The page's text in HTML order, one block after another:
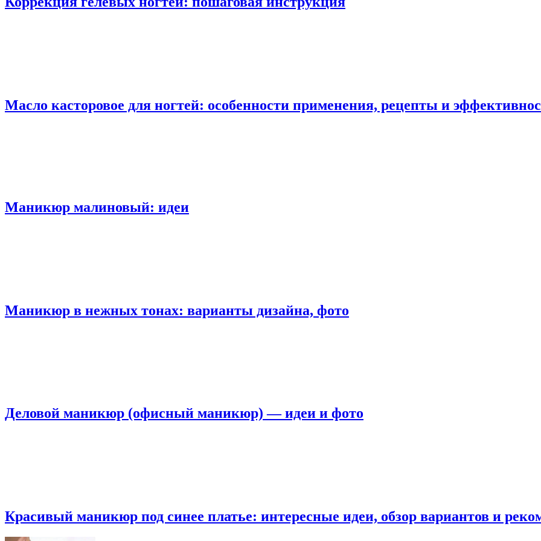
Масло касторовое для ногтей: особенности применения, рецепты и
Маникюр малиновый: идеи
Маникюр в нежных тонах: варианты дизайна, фото
Деловой маникюр (офисный маникюр) — идеи и фото
Красивый маникюр под синее платье: интересные идеи, обзор вариантов и